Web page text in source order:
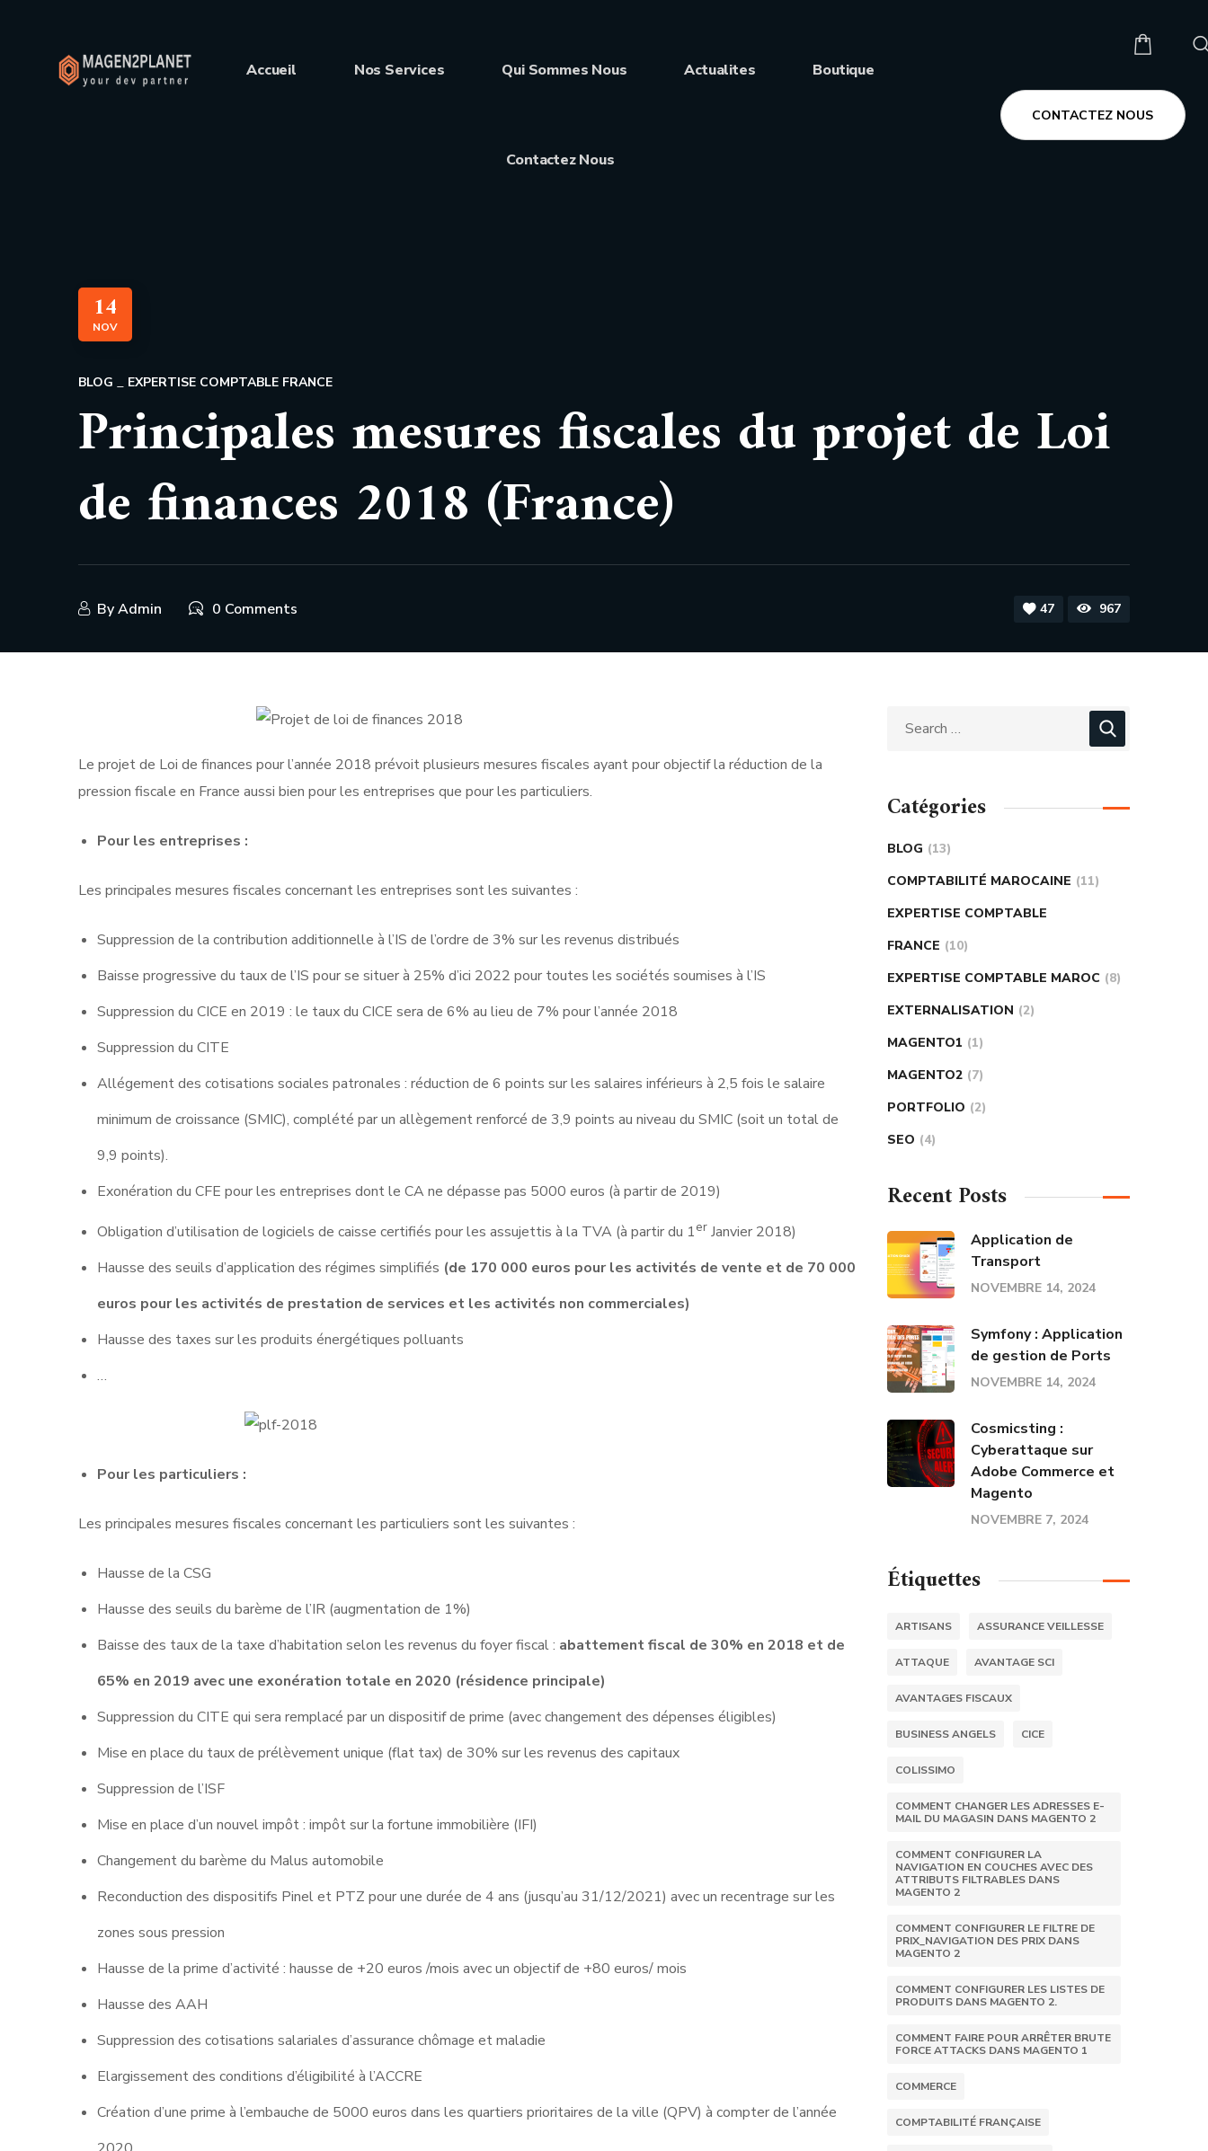
Accueil Nos Services Qui Sommes Nous Actualites Boutique
Contactez Nous
CONTACTEZ NOUS
14
NOV
BLOG EXPERTISE COMPTABLE FRANCE
Principales mesures fiscales du projet de Loi
de finances 2018 (France)
ByAdmin 0 Comments 47 967
Le projet de Loi de finances pour l’année 2018 prévoit plusieurs mesures fiscales ayant pour objectif la réduction de la
pression fiscale en France aussi bien pour les entreprises que pour les particuliers.
Pour les entreprises :
Les principales mesures fiscales concernant les entreprises sont les suivantes :
Suppression de la contribution additionnelle à l’IS de l’ordre de 3% sur les revenus distribués
Baisse progressive du taux de l’IS pour se situer à 25% d’ici 2022 pour toutes les sociétés soumises à l’IS
Suppression du CICE en 2019 : le taux du CICE sera de 6% au lieu de 7% pour l’année 2018
Suppression du CITE
Allégement des cotisations sociales patronales : réduction de 6 points sur les salaires inférieurs à 2,5 fois le salaire
minimum de croissance (SMIC), complété par un allègement renforcé de 3,9 points au niveau du SMIC (soit un total de
9,9 points).
Exonération du CFE pour les entreprises dont le CA ne dépasse pas 5000 euros (à partir de 2019)
Obligation d’utilisation de logiciels de caisse certifiés pour les assujettis à la TVA (à partir du 1erJanvier 2018)
Hausse des seuils d’application des régimes simplifiés (de 170 000 euros pour les activités de vente et de 70 000
euros pour les activités de prestation de services et les activités non commerciales)
Hausse des taxes sur les produits énergétiques polluants
…
Pour les particuliers :
Les principales mesures fiscales concernant les particuliers sont les suivantes :
Hausse de la CSG
Hausse des seuils du barème de l’IR (augmentation de 1%)
Baisse des taux de la taxe d’habitation selon les revenus du foyer fiscal : abattement fiscal de 30% en 2018 et de
65% en 2019 avec une exonération totale en 2020 (résidence principale)
Suppression du CITE qui sera remplacé par un dispositif de prime (avec changement des dépenses éligibles)
Mise en place du taux de prélèvement unique (flat tax) de 30% sur les revenus des capitaux
Suppression de l’ISF
Mise en place d’un nouvel impôt : impôt sur la fortune immobilière (IFI)
Changement du barème du Malus automobile
Reconduction des dispositifs Pinel et PTZ pour une durée de 4 ans (jusqu’au 31/12/2021) avec un recentrage sur les
zones sous pression
Hausse de la prime d’activité : hausse de +20 euros /mois avec un objectif de +80 euros/ mois
Hausse des AAH
Suppression des cotisations salariales d’assurance chômage et maladie
Elargissement des conditions d’éligibilité à l’ACCRE
Création d’une prime à l’embauche de 5000 euros dans les quartiers prioritaires de la ville (QPV) à compter de l’année
Catégories
BLOG (13)
COMPTABILITÉ MAROCAINE (11)
EXPERTISE COMPTABLE
FRANCE (10)
EXPERTISE COMPTABLE MAROC (8)
EXTERNALISATION (2)
MAGENTO1 (1)
MAGENTO2 (7)
PORTFOLIO (2)
SEO (4)
Recent Posts
Application de
Transport
NOVEMBRE 14, 2024
Symfony : Application
de gestion de Ports
NOVEMBRE 14, 2024
Cosmicsting :
Cyberattaque sur
Adobe Commerce et
Magento
NOVEMBRE 7, 2024
Étiquettes
ARTISANS ASSURANCE VEILLESSE
ATTAQUE AVANTAGE SCI
AVANTAGES FISCAUX
BUSINESS ANGELS CICE
COLISSIMO
COMMENT CHANGER LES ADRESSES E-
MAIL DU MAGASIN DANS MAGENTO 2
COMMENT CONFIGURER LA
NAVIGATION EN COUCHES AVEC DES
ATTRIBUTS FILTRABLES DANS
MAGENTO 2
COMMENT CONFIGURER LE FILTRE DE
PRIX_NAVIGATION DES PRIX DANS
MAGENTO 2
COMMENT CONFIGURER LES LISTES DE
PRODUITS DANS MAGENTO 2.
COMMENT FAIRE POUR ARRÊTER BRUTE
FORCE ATTACKS DANS MAGENTO 1
COMMERCE
COMPTABILITÉ FRANÇAISE